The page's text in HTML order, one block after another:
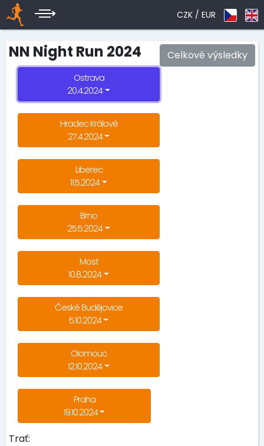
CZK / EUR
Celkové výsledky
NN Night Run 2024
Ostrava
20.4.2024
Hradec Králové
27.4.2024
Liberec
11.5.2024
Brno
25.5.2024
Most
10.8.2024
České Budějovice
5.10.2024
Olomouc
12.10.2024
Praha
19.10.2024
Trať: